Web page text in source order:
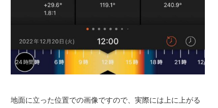
地面に立った位置での画像ですので、実際には上に上がる